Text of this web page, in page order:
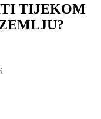
TIJEKOM